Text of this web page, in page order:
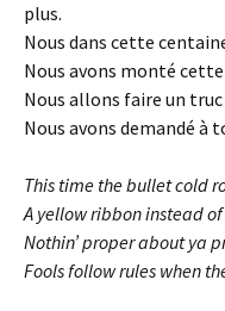
plus.
Nous dans cette
Nous avons monté
Nous allons faire un
Nous avons demandé à
This time the bullet cold
A yellow ribbon instead
Nothin’ proper about ya
Fools follow rules when